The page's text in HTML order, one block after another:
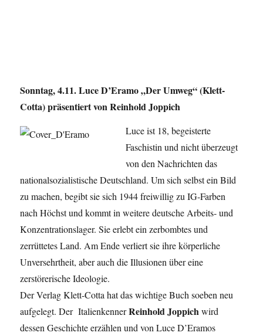
Sonntag, 4.11. Luce D’Eramo „Der Umweg“ (Klett-
Cotta) präsentiert von Reinhold Joppich
Luce ist 18, begeisterte
Faschistin und nicht überzeugt
von den Nachrichten das
nationalsozialistische Deutschland. Um sich selbst ein Bild
zu machen, begibt sie sich 1944 freiwillig zu IG-Farben
nach Höchst und kommt in weitere deutsche Arbeits- und
Konzentrationslager. Sie erlebt ein zerbombtes und
zerrüttetes Land. Am Ende verliert sie ihre körperliche
Unversehrtheit, aber auch die Illusionen über eine
zerstörerische Ideologie.
Der Verlag Klett-Cotta hat das wichtige Buch soeben neu
aufgelegt. Der ItalienkennerReinhold Joppichwird
dessen Geschichte erzählen und von Luce D’Eramos